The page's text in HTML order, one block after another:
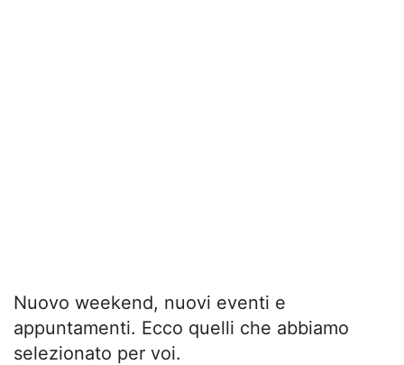
Nuovo weekend, nuovi eventi e
appuntamenti. Ecco quelli che abbiamo
selezionato per voi.